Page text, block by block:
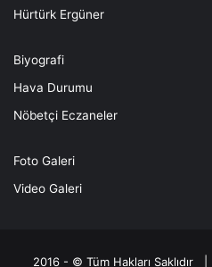
Hürtürk Ergüner
Biyografi
Hava Durumu
Nöbetçi Eczaneler
Foto Galeri
Video Galeri
2016 - © Tüm Hakları Saklıdır |